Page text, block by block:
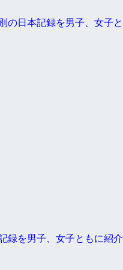
の日本記録を男子、女子
録を男子、女子ともに紹介